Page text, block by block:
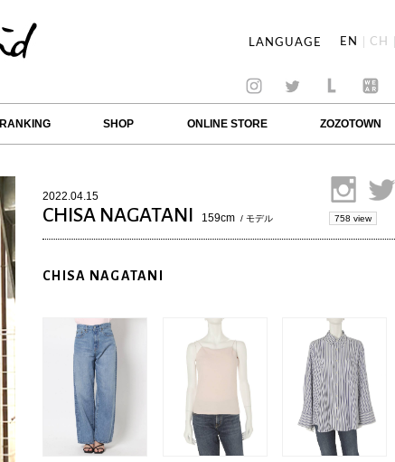
LANGUAGE EN CH
RANKING SHOP ONLINE STORE ZOZOTOWN
2022.04.15
CHISA NAGATANI 159cm / モデル 758 view
CHISA NAGATANI